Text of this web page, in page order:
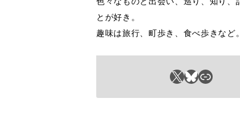
とが好き。
趣味は旅行、町歩き、食べ歩きなど。
X Bluesky リンク